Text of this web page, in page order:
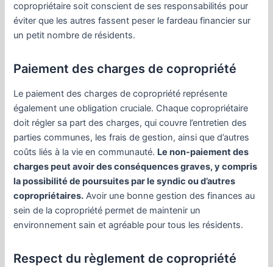
copropriétaire soit conscient de ses responsabilités pour
éviter que les autres fassent peser le fardeau financier sur
un petit nombre de résidents.
Paiement des charges de copropriété
Le paiement des charges de copropriété représente
également une obligation cruciale. Chaque copropriétaire
doit régler sa part des charges, qui couvre l’entretien des
parties communes, les frais de gestion, ainsi que d’autres
coûts liés à la vie en communauté. Le non-paiement des
charges peut avoir des conséquences graves, y compris
la possibilité de poursuites par le syndic ou d’autres
copropriétaires. Avoir une bonne gestion des finances au
sein de la copropriété permet de maintenir un
environnement sain et agréable pour tous les résidents.
Respect du règlement de copropriété